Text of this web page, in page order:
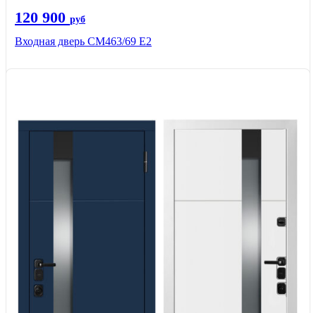
120 900 руб
Входная дверь СМ463/69 Е2